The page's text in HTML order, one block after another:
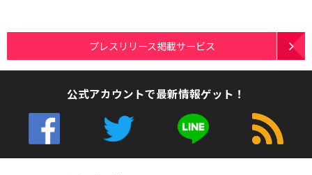
プレスリリース掲載サービス
公式アカウントで最新情報ゲット！